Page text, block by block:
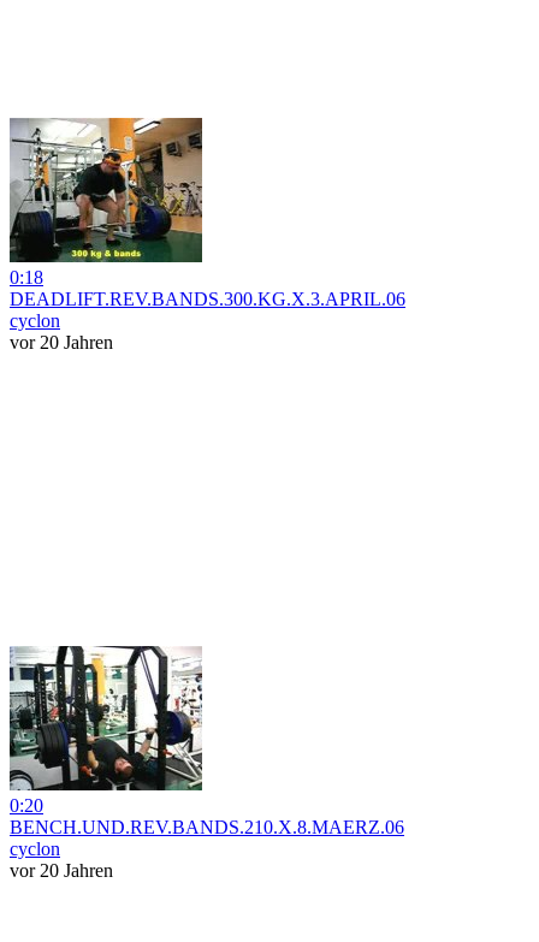
0:18
DEADLIFT.REV.BANDS.300.KG.X.3.APRIL.06
cyclon
vor 20 Jahren
0:20
BENCH.UND.REV.BANDS.210.X.8.MAERZ.06
cyclon
vor 20 Jahren